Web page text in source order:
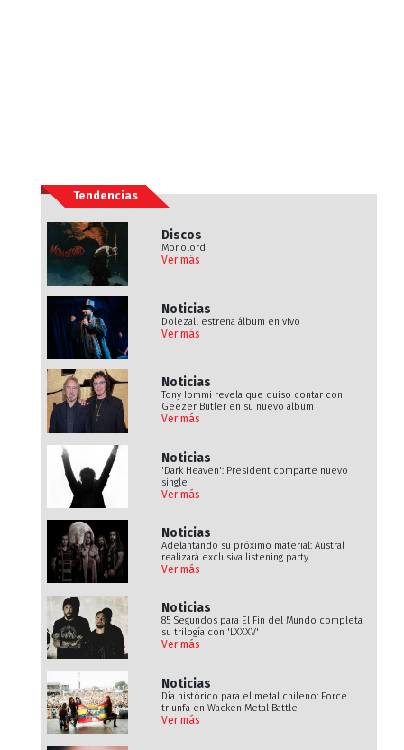
Tendencias
Discos
Monolord
Ver más
Noticias
Dolezall estrena álbum en vivo
Ver más
Noticias
Tony Iommi revela que quiso contar con
Geezer Butler en su nuevo álbum
Ver más
Noticias
'Dark Heaven': President comparte nuevo
single
Ver más
Noticias
Adelantando su próximo material: Austral
realizará exclusiva listening party
Ver más
Noticias
85 Segundos para El Fin del Mundo completa
su trilogía con 'LXXXV'
Ver más
Noticias
Día histórico para el metal chileno: Force
triunfa en Wacken Metal Battle
Ver más